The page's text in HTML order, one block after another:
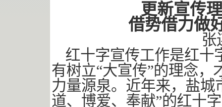
更新宣传
借势借力做
张
红十字宣传工作是红十
有树立“大宣传”的理念
力量源泉。近年来，盐城
道、博爱、奉献”的红十